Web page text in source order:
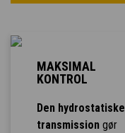
MAKSIMAL
KONTROL
Den hydrostatiske
transmissiongør